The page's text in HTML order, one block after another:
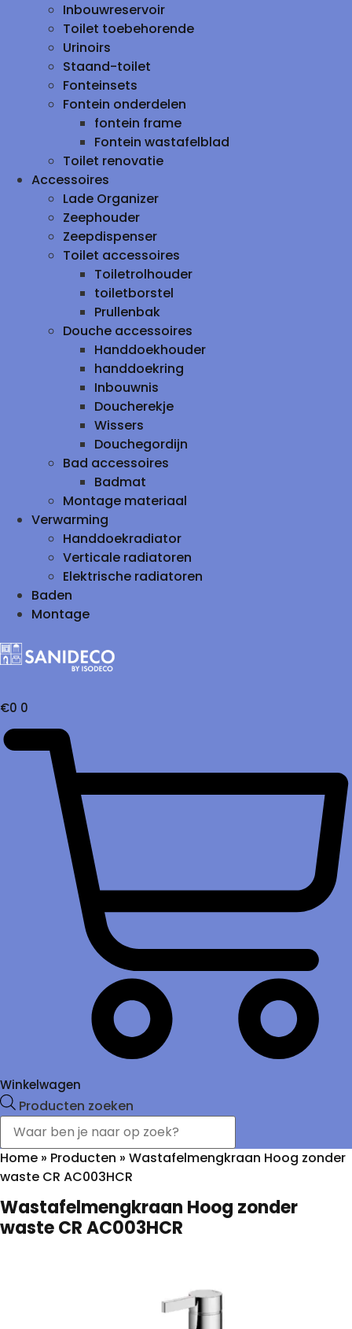
Inbouwreservoir
Toilet toebehorende
Urinoirs
Staand-toilet
Fonteinsets
Fontein onderdelen
fontein frame
Fontein wastafelblad
Toilet renovatie
Accessoires
Lade Organizer
Zeephouder
Zeepdispenser
Toilet accessoires
Toiletrolhouder
toiletborstel
Prullenbak
Douche accessoires
Handdoekhouder
handdoekring
Inbouwnis
Doucherekje
Wissers
Douchegordijn
Bad accessoires
Badmat
Montage materiaal
Verwarming
Handdoekradiator
Verticale radiatoren
Elektrische radiatoren
Baden
Montage
€0 0
Winkelwagen
Producten zoeken
Home » Producten » Wastafelmengkraan Hoog zonder
waste CR AC003HCR
Wastafelmengkraan Hoog zonder
waste CR AC003HCR